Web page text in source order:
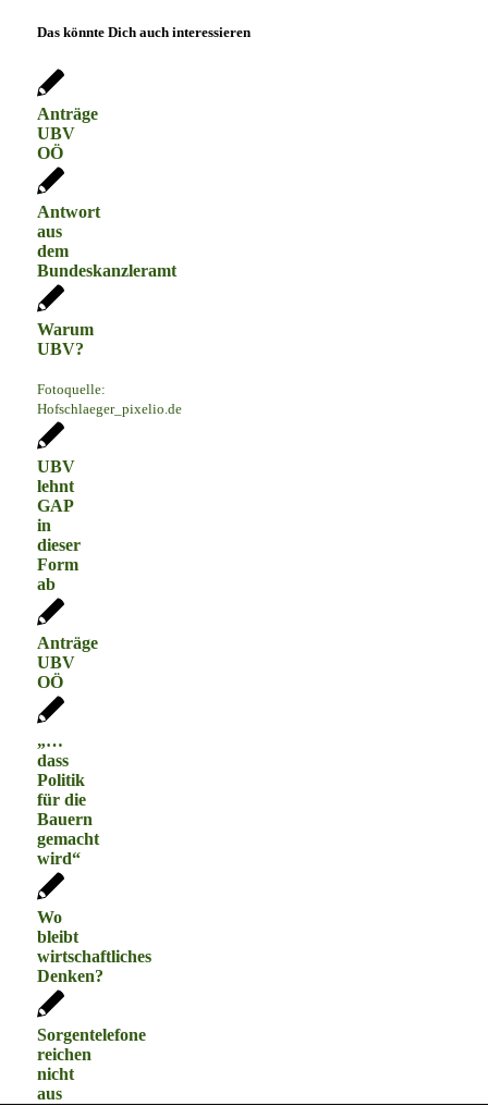
Das könnte Dich auch interessieren
Anträge
UBV
OÖ
Antwort
aus
dem
Bundeskanzleramt
Warum
UBV?
Fotoquelle:
Hofschlaeger_pixelio.de
UBV
lehnt
GAP
in
dieser
Form
ab
Anträge
UBV
OÖ
„…
dass
Politik
für die
Bauern
gemacht
wird“
Wo
bleibt
wirtschaftliches
Denken?
Sorgentelefone
reichen
nicht
aus